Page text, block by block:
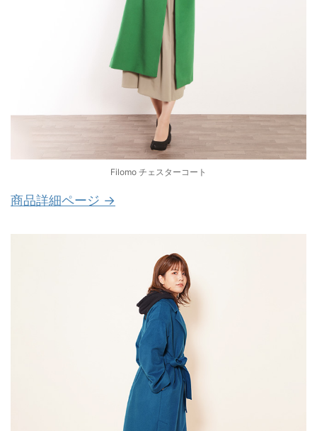
Filomo チェスターコート
商品詳細ページ →